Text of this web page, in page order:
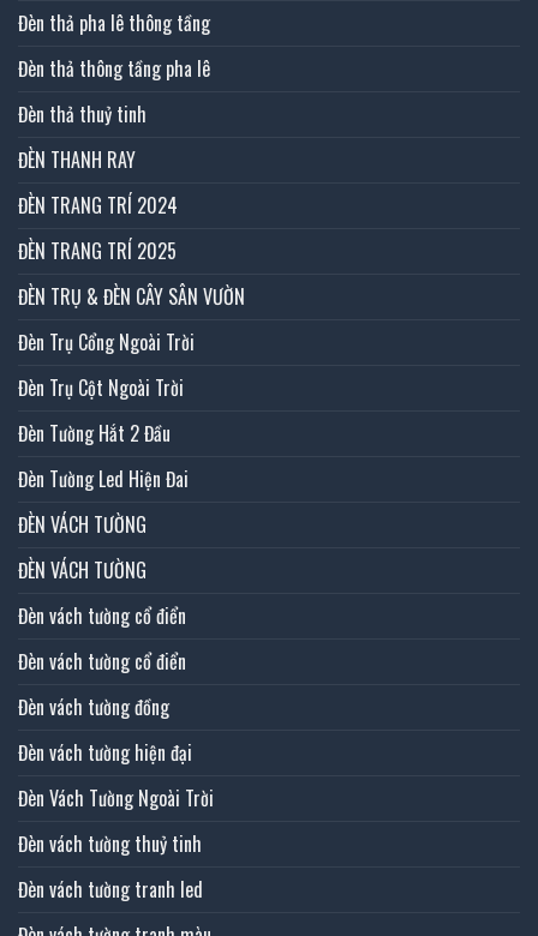
Đèn thả pha lê thông tầng
Đèn thả thông tầng pha lê
Đèn thả thuỷ tinh
ĐÈN THANH RAY
ĐÈN TRANG TRÍ 2024
ĐÈN TRANG TRÍ 2025
ĐÈN TRỤ & ĐÈN CÂY SÂN VƯỜN
Đèn Trụ Cổng Ngoài Trời
Đèn Trụ Cột Ngoài Trời
Đèn Tường Hắt 2 Đầu
Đèn Tường Led Hiện Đai
ĐÈN VÁCH TƯỜNG
ĐÈN VÁCH TƯỜNG
Đèn vách tường cổ điển
Đèn vách tường cổ điển
Đèn vách tường đồng
Đèn vách tường hiện đại
Đèn Vách Tường Ngoài Trời
Đèn vách tường thuỷ tinh
Đèn vách tường tranh led